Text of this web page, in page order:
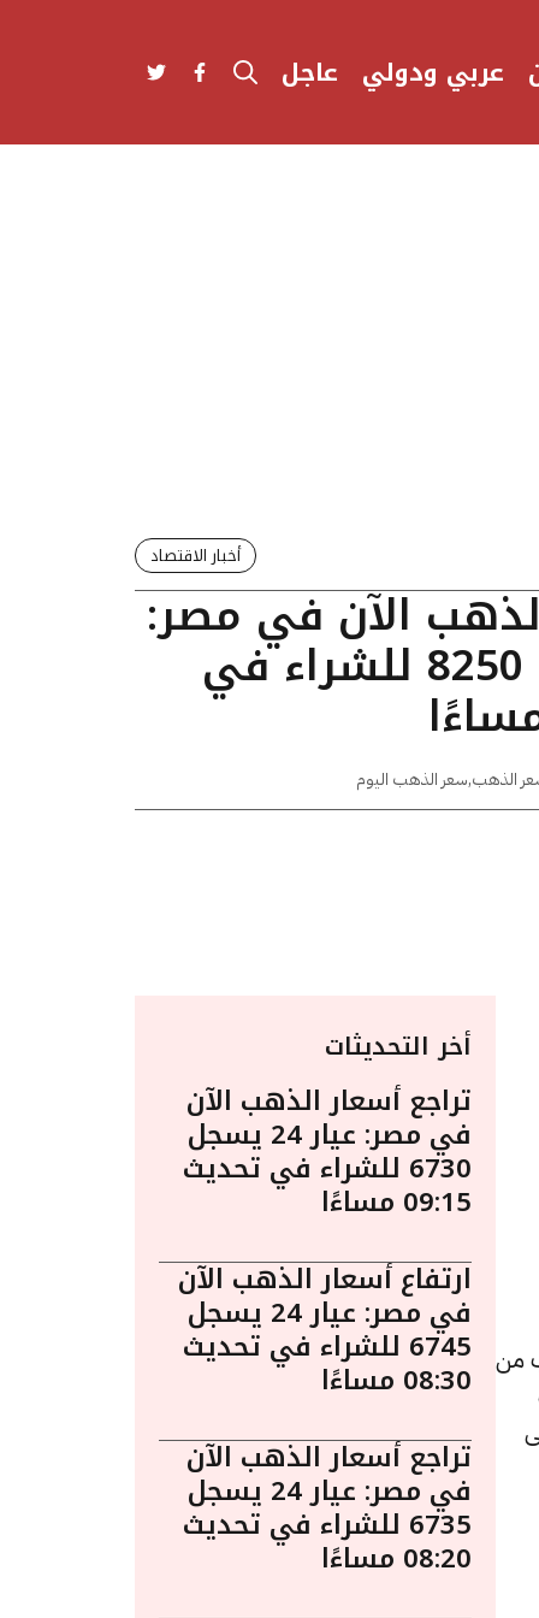
عربي ودولي عاجل
أخبار الاقتصاد
الآن في مصر:
عيار 24 يسجل 8250 للشراء في
الذهب,سعر الذهب اليوم
يُعد الذهب من
أخر التحديثات
تراجع أسعار الذهب الآن
في مصر: عيار 24 يسجل
6730 للشراء في تحديث
09:15 مساءًا
ارتفاع أسعار الذهب الآن
في مصر: عيار 24 يسجل
6745 للشراء في تحديث
08:30 مساءًا
تراجع أسعار الذهب الآن
في مصر: عيار 24 يسجل
6735 للشراء في تحديث
08:20 مساءًا